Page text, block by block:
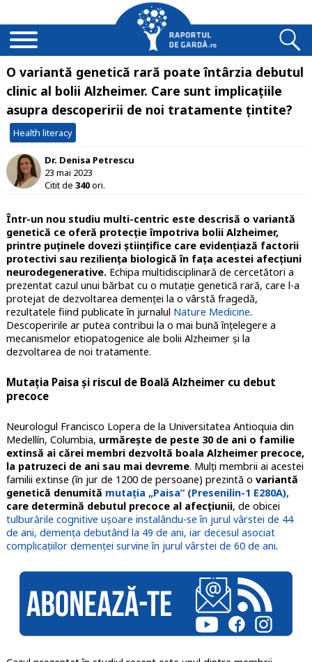
O variantă genetică rară poate întârzia debutul
clinic al bolii Alzheimer. Care sunt implicațiile
asupra descoperirii de noi tratamente țintite?
Health literacy
Dr. Denisa Petrescu
23 mai 2023
Citit de 340ori.
Într-un nou studiu multi-centric este descrisă o variantă
genetică ce oferă protecție împotriva bolii Alzheimer,
printre puținele dovezi științifice care evidențiază factorii
protectivi sau reziliența biologică în fața acestei afecțiuni
neurodegenerative.Echipa multidisciplinară de cercetători a
prezentat cazul unui bărbat cu o mutație genetică rară, care l-a
protejat de dezvoltarea demenței la o vârstă fragedă,
rezultatele fiind publicate în jurnalul Nature Medicine.
Descoperirile ar putea contribui la o mai bună înțelegere a
mecanismelor etiopatogenice ale bolii Alzheimer și la
dezvoltarea de noi tratamente.
Mutația Paisa și riscul de Boală Alzheimer cu debut
precoce
Neurologul Francisco Lopera de la Universitatea Antioquia din
Medellín, Columbia, urmărește de peste 30 de ani o familie
extinsă ai cărei membri dezvoltă boala Alzheimer precoce,
la patruzeci de ani sau mai devreme. Mulți membrii ai acestei
familii extinse (în jur de 1200 de persoane) prezintă o variantă
genetică denumită mutația „Paisa” (Presenilin-1 E280A),
care determină debutul precoce al afecțiunii, de obicei
tulburările cognitive ușoare instalându-se în jurul vârstei de 44
de ani, demența debutând la 49 de ani, iar decesul asociat
complicațiilor demenței survine în jurul vârstei de 60 de ani.